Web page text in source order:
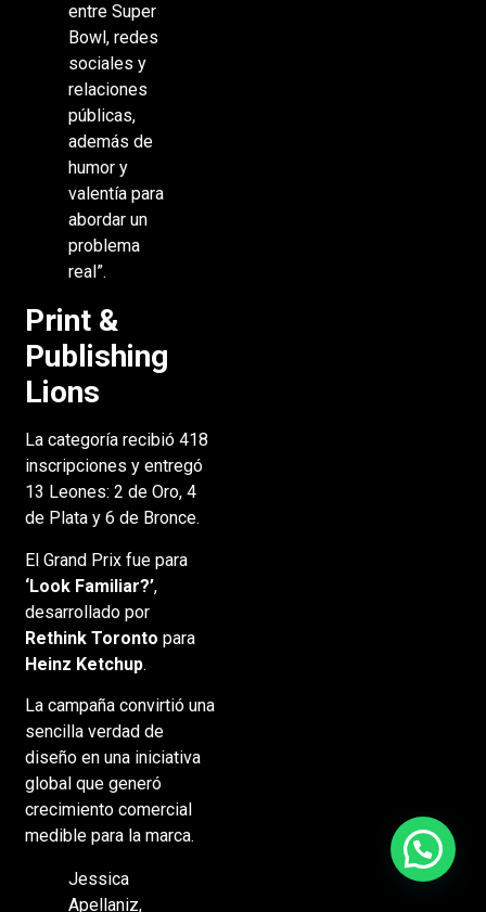
entre Super
Bowl, redes
sociales y
relaciones
públicas,
además de
humor y
valentía para
abordar un
problema
real”.
Print &
Publishing
Lions
La categoría recibió 418
inscripciones y entregó
13 Leones: 2 de Oro, 4
de Plata y 6 de Bronce.
El Grand Prix fue para
‘Look Familiar?’,
desarrollado por
Rethink Toronto para
Heinz Ketchup.
La campaña convirtió una
sencilla verdad de
diseño en una iniciativa
global que generó
crecimiento comercial
medible para la marca.
Jessica
Apellaniz,